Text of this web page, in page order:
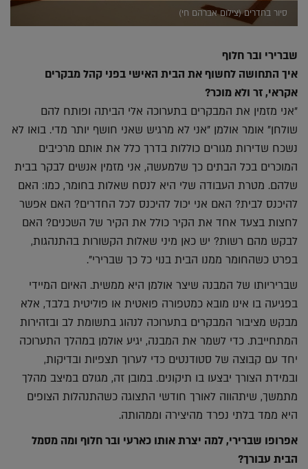
סיור בחדרים (צילום אברהם חי)
שברירי ובר חלוף
איך התחושה לחשוף את הבית האישי בפני קהל מבקרים
אקראי, זר ולא מוכר?
"אני מזמין את המבקרים בתערוכה אלי הביתה ופותח להם
שולחן" אומר אולמן "אני לא מרגיש שאני חושף יותר מדי. בואו לא
נשכח שדירות מגורים כוללות בדרך כלל את אותם מרכיבים
המוכרים בכל הבתים כך שלמעשה, אני מזמין אנשים לבקר בבית
שלהם. מטרת העבודה שלי היא לנסח שאלות בחומר, כמו: האם
להיכנס לבית? האם אני יכול להיכנס לכל החדרים? האם אפשר
לחצות בצעד אחד את הקיר כולל את הקיר של השכנים? האם
לבקש מהם רשות? יש כאן מיני שאלות הקשורות בהתנהגות,
בפרט כשהחומר ממנו הבית בנוי כל כך שברירי".
שבריריותו של המבנה שיצר אולמן היא ממשית. האיום המיידי
בפגיעה בו אינו מובא כמטפורה פואטית או פוליטית בלבד, אלא
מבקש מציבור המבקרים בתערוכה לנהוג בתשומת לב ובזהירות
המתחייבת. כדי לשמר את המבנה, יגיע אולמן במהלך התערוכה
יחד עם קבוצה של סטודנטים כדי לערוך תצפיות ובדיקות,
ובמידת הצורך יבצעו בו תיקונים. במובן זה, מגולם במיצב מהלך
מתמשך, שיתהווה לאורך חודשי התצוגה כשהתנהלות הצופים
היא ממד בלתי נפרד מהיצירה וממהותה.
אפרופו שברירי, למה יצרת אותו כארעי ובר חלוף ומה מסמל
הבית עבורך?